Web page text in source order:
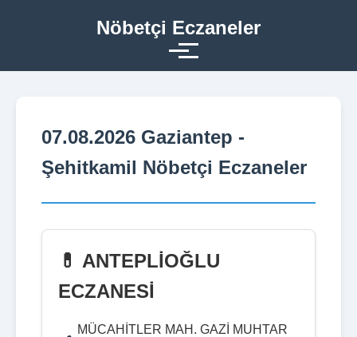
Nöbetçi Eczaneler
07.08.2026 Gaziantep -
Şehitkamil Nöbetçi Eczaneler
💊 ANTEPLİOĞLU
ECZANESİ
MÜCAHİTLER MAH. GAZİ MUHTAR